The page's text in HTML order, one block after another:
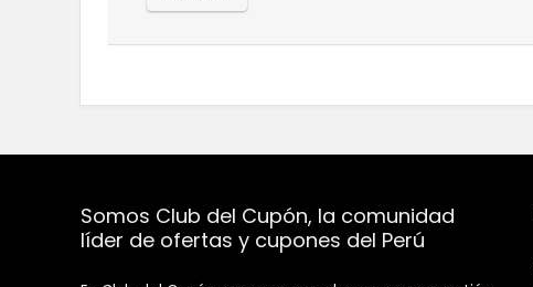
Somos Club del Cupón, la comunidad
líder de ofertas y cupones del Perú